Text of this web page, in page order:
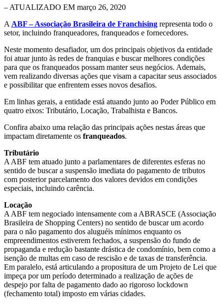
– ATUALIZADO EM março 26, 2020
A ABF – Associação Brasileira de Franchising representa todo o
setor, incluindo franqueadores, franqueados e fornecedores.
Neste momento desafiador, um dos principais objetivos da entidade
foi atuar junto às redes de franquias e buscar melhores condições
para que os franqueados possam manter seus negócios. Ademais,
vem realizando diversas ações que visam a capacitar seus associados
e possibilitar que enfrentem esses novos desafios.
Em linhas gerais, a entidade está atuando junto ao Poder Público em
quatro eixos: Tributário, Locação, Trabalhista e Bancos.
Confira abaixo uma relação das principais ações nestas áreas que
impactam diretamente os franqueados.
Tributário
A ABF tem atuado junto a parlamentares de diferentes esferas no
sentido de buscar a suspensão imediata do pagamento de tributos
com posterior parcelamento dos valores devidos em condições
especiais, incluindo carência.
Locação
A ABF tem negociado intensamente com a ABRASCE (Associação
Brasileira de Shopping Centers) no sentido de buscar um acordo
para o não pagamento dos aluguéis mínimos enquanto os
empreendimentos estiverem fechados, a suspensão do fundo de
propaganda e redução bastante drástica de condomínio, bem como a
isenção de multas em caso de rescisão e de taxas de transferência.
Em paralelo, está articulando a propositura de um Projeto de Lei que
impeça por um período determinado a realização de ações de
despejo por falta de pagamento dado ao rigoroso lockdown
(fechamento total) imposto em várias cidades.